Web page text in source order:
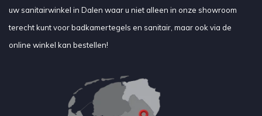
uw sanitairwinkel in Dalen waar u niet alleen in onze showroom
terecht kunt voor badkamertegels en sanitair, maar ook via de
online winkel kan bestellen!